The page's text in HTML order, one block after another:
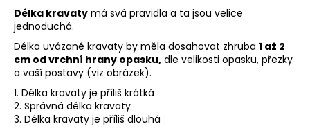
Délka kravaty má svá pravidla a ta jsou velice
jednoduchá.
Délka uvázané kravaty by měla dosahovat zhruba 1 až 2
cm od vrchní hrany opasku, dle velikosti opasku, přezky
a vaší postavy (viz obrázek).
1. Délka kravaty je příliš krátká
2. Správná délka kravaty
3. Délka kravaty je příliš dlouhá
p
o
t
ř
e
b
u